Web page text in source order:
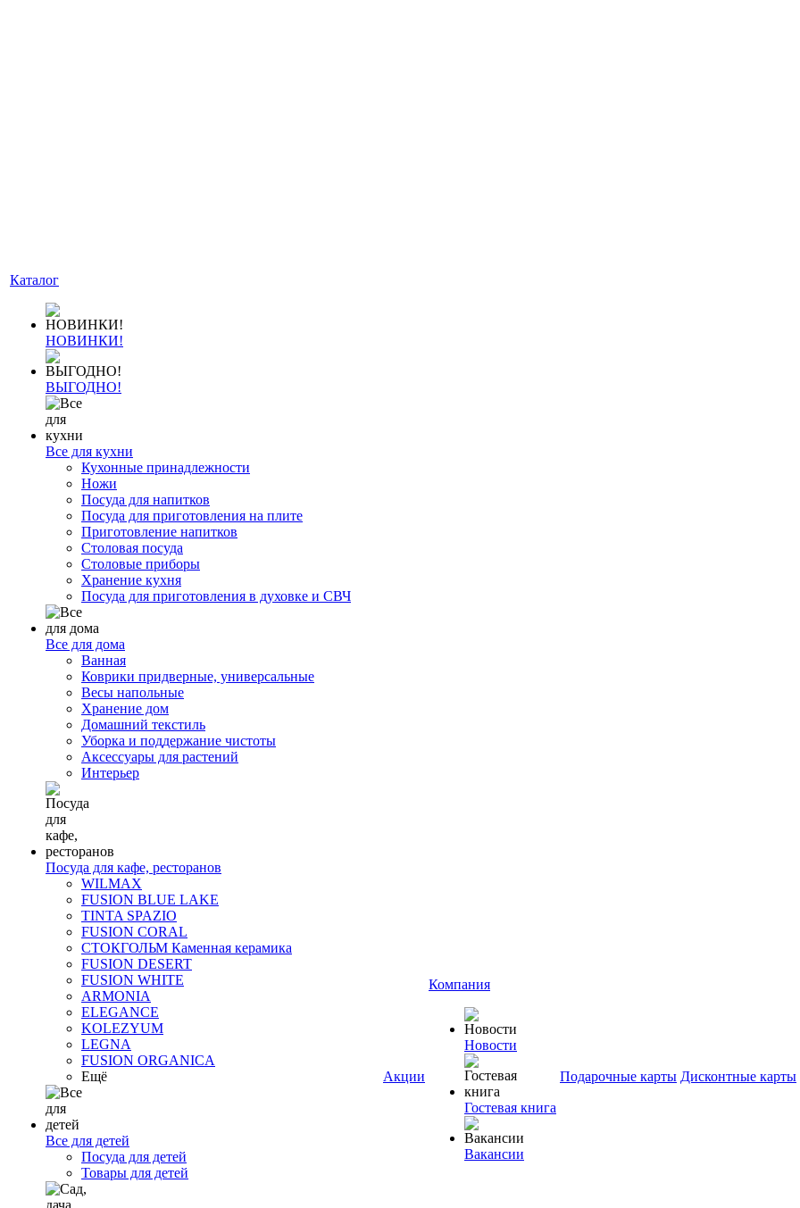
Каталог
НОВИНКИ!
ВЫГОДНО!
Все для кухни
Кухонные принадлежности
Ножи
Посуда для напитков
Посуда для приготовления на плите
Приготовление напитков
Столовая посуда
Столовые приборы
Хранение кухня
Посуда для приготовления в духовке и СВЧ
Все для дома
Ванная
Коврики придверные, универсальные
Весы напольные
Хранение дом
Домашний текстиль
Уборка и поддержание чистоты
Аксессуары для растений
Интерьер
Посуда для кафе, ресторанов
WILMAX
FUSION BLUE LAKE
TINTA SPAZIO
FUSION CORAL
СТОКГОЛЬМ Каменная керамика
FUSION DESERT
FUSION WHITE
ARMONIA
ELEGANCE
KOLEZYUM
LEGNA
FUSION ORGANICA
Ещё
Все для детей
Посуда для детей
Товары для детей
Акции
Компания
Новости
Гостевая книга
Вакансии
Подарочные карты Дисконтные карты